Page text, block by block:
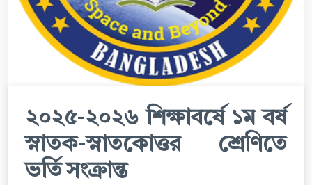
২০২৫-২০২৬ শিক্ষাবর্ষে ১ম বর্ষ
স্নাতক-স্নাতকোত্তর শ্রেণিতে
ভর্তি সংক্রান্ত